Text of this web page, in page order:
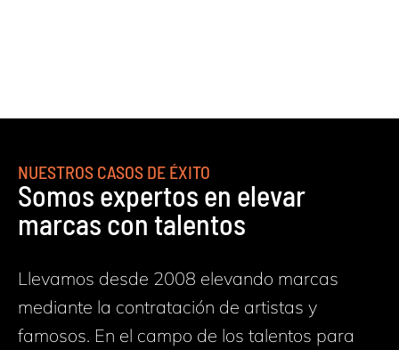
NUESTROS CASOS DE ÉXITO
Somos expertos en elevar
marcas con talentos
Llevamos desde 2008 elevando marcas
mediante la contratación de artistas y
famosos. En el campo de los talentos para